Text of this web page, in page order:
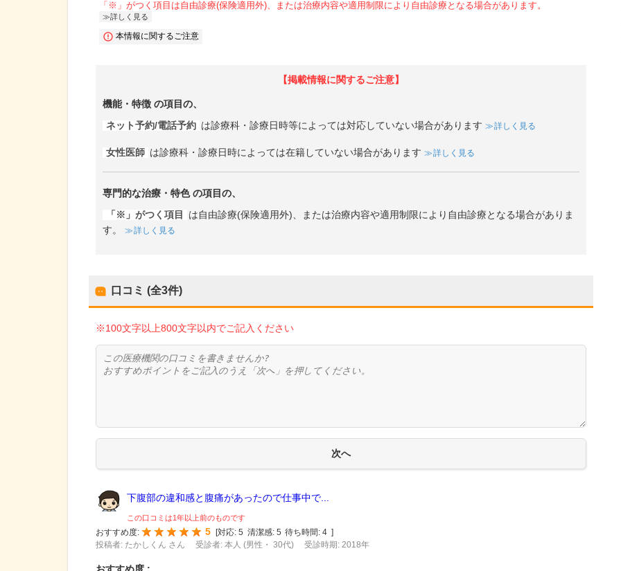
「※」がつく項目は自由診療(保険適用外)、または治療内容や適用制限により自由診療となる場合があります。
詳しく見る
本情報に関するご注意
【掲載情報に関するご注意】
機能・特徴 の項目の、
ネット予約/電話予約 は診療科・診療日時等によっては対応していない場合があります 詳しく見る
女性医師 は診療科・診療日時によっては在籍していない場合があります 詳しく見る
専門的な治療・特色の項目の、
「※」がつく項目
は自由診療(保険適用外)、または治療内容や適用制限により自由診療となる場合がありま
す。
詳しく見る
口コミ (全3件)
※100文字以上800文字以内でご記入ください
下腹部の違和感と腹痛があったので仕事中で...
この口コミは1年以上前のものです
おすすめ度:
5 対応: 5 清潔感: 5 待ち時間: 4
投稿者: たかしくん さん
受診者: 本人 (男性・ 30代) 受診時期: 2018年